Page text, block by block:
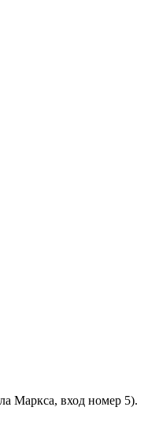
Маркса, вход номер 5).